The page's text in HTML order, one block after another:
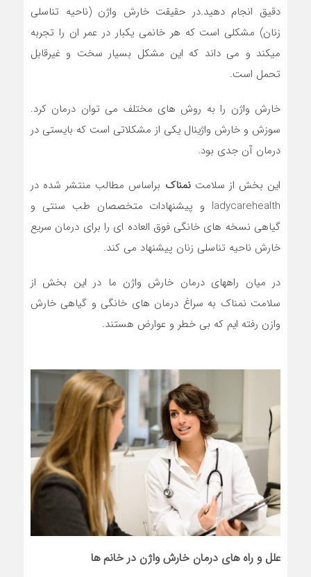
دقیق انجام دهید.در حقیقت خارش واژن (ناحیه تناسلی
زنان) مشکلی است که هر خانمی یکبار در عمر ان را تجربه
میکند و می داند که این مشکل بسیار سخت و غیرقابل
تحمل است.
خارش واژن را به روش های مختلف می توان درمان کرد.
سوزش و خارش واژینال یکی از مشکلاتی است که بایستی در
درمان آن جدی بود.
این بخش از سلامتنمناک براساس مطالب منتشر شده در
ladycarehealth و پیشنهادات متخصصان طب سنتی و
گیاهی نسخه های خانگی فوق العاده ای را برای درمان سریع
خارش ناحیه تناسلی زنان پیشنهاد می کند.
در میان راههای درمان خارش واژن ما در این بخش از
سلامت نمناک به سراغ درمان های خانگی و گیاهی خارش
وازن رفته ایم که بی خطر و عوارض هستند.
علل و راه های درمان خارش واژن در خانم ها